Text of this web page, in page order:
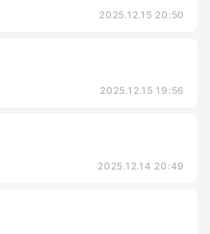
2025.12.15 20:50
2025.12.15 19:56
2025.12.14 20:49